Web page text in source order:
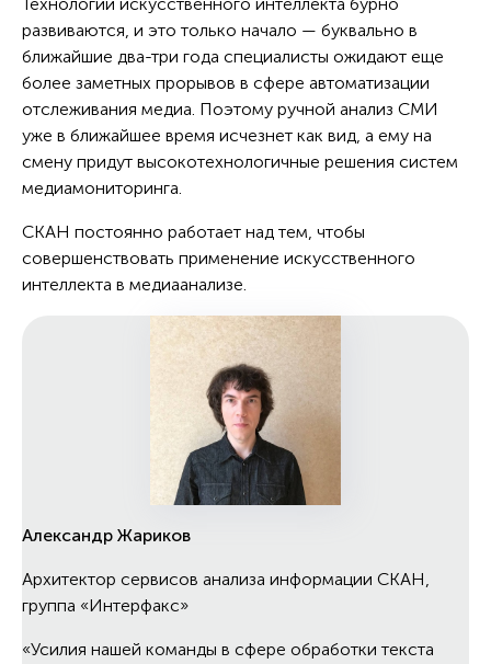
развиваются, и это только начало — буквально в
ближайшие два-три года специалисты ожидают еще
более заметных прорывов в сфере автоматизации
отслеживания медиа. Поэтому ручной анализ СМИ
уже в ближайшее время исчезнет как вид, а ему на
смену придут высокотехнологичные решения систем
медиамониторинга.
СКАН постоянно работает над тем, чтобы
совершенствовать применение искусственного
интеллекта в медиаанализе.
Александр Жариков
Архитектор сервисов анализа информации СКАН,
группа «Интерфакс»
«Усилия нашей команды в сфере обработки текста